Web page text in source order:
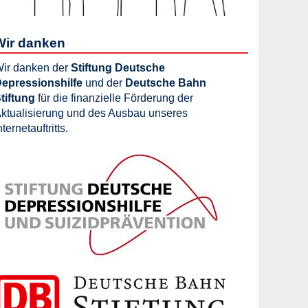
danken
danken der Stiftung Deutsche
und der Deutsche Bahn
für die finanzielle Förderung der
und des Ausbau unseres